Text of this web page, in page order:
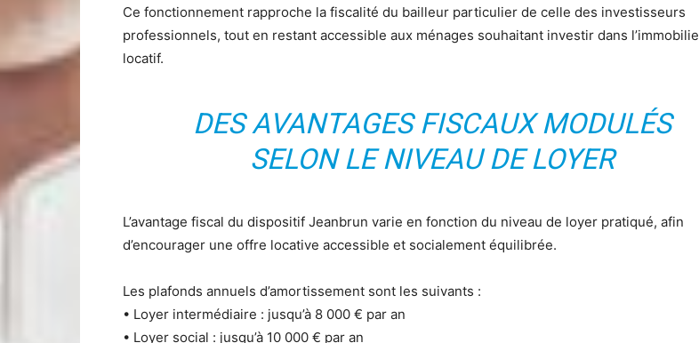
Ce fonctionnement rapproche la fiscalité du bailleur particulier de celle des investisseurs
professionnels, tout en restant accessible aux ménages souhaitant investir dans
locatif.
DES AVANTAGES FISCAUX MODULÉS
SELON LE NIVEAU DE LOYER
L’avantage fiscal du dispositif Jeanbrun varie en fonction du niveau de loyer pratiqué, afin
d’encourager une offre locative accessible et socialement équilibrée.
Les plafonds annuels d’amortissement sont les suivants :
• Loyer intermédiaire : jusqu’à 8 000 € par an
• Loyer social : jusqu’à 10 000 € par an